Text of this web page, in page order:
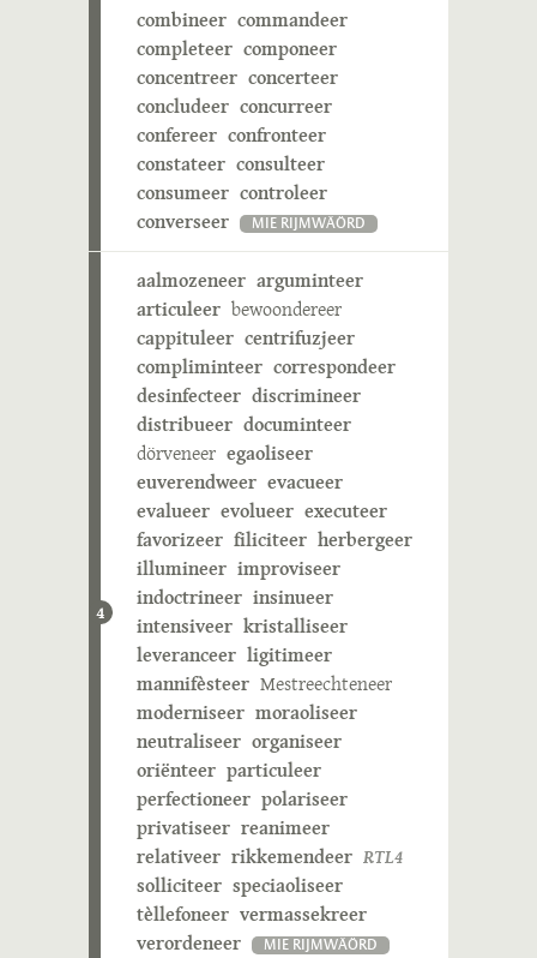
combineer commandeer
completeer componeer
concentreer concerteer
concludeer concurreer
confereer confronteer
constateer consulteer
consumeer controleer
converseer
MIE RIJMWÄÖRD
4
aalmozeneer arguminteer
articuleer bewoondereer
cappituleer centrifuzjeer
compliminteer correspondeer
desinfecteer discrimineer
distribueer documinteer
dörveneer egaoliseer
euverendweer evacueer
evalueer evolueer executeer
favorizeer filiciteer herbergeer
illumineer improviseer
indoctrineer insinueer
intensiveer kristalliseer
leveranceer ligitimeer
mannifèsteer Mestreechteneer
moderniseer moraoliseer
neutraliseer organiseer
oriënteer particuleer
perfectioneer polariseer
privatiseer reanimeer
relativeer rikkemendeer RTL4
solliciteer speciaoliseer
tèllefoneer vermassekreer
verordeneer
MIE RIJMWÄÖRD